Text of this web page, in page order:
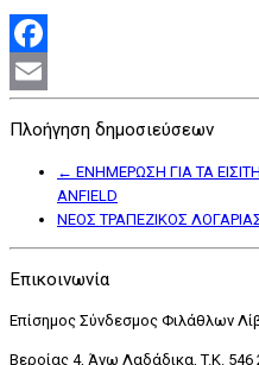
Facebook
Πλοήγηση δημοσιεύσεων
← ΕΝΗΜΕΡΩΣΗ ΓΙΑ ΤΑ
ANFIELD
ΝΕΟΣ ΤΡΑΠΕΖΙΚΟΣ
Επικοινωνία
Επίσημος Σύνδεσμος Φιλάθλων
Βεροίας 4, Άνω Λαδάδικα, T.K. 546